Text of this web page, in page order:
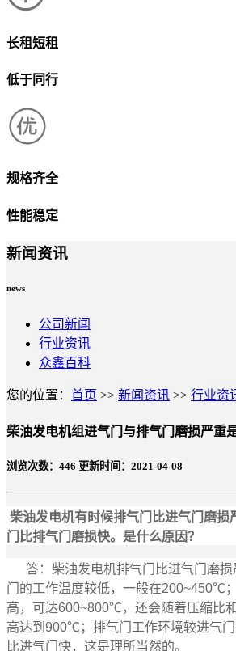
长租短租
低于同行
规格齐全
性能稳定
新闻资讯
news
公司新闻
行业资讯
众鑫百科
您的位置： 首页 >> 新闻资讯 >> 行业资
柴油发电机组进气门与排气门磨损严重
浏览次数： 446 更新时间：2021-04-08
柴油发电机有时候排气门比进气门磨损
门比排气门磨损快。是什么原因？
答：柴油发电机排气门比进气门磨
门的工作温度较低，一般在200~450℃
高，可达600~800℃，还会随着压缩比
高达到900℃；排气门工作环境较进气
比进气门快，这是理所当然的。